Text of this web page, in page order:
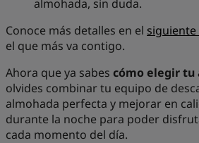
almohada, sin duda.
Conoce más detalles en el siguiente
el que más va contigo.
Ahora que ya sabes cómo elegir tu
olvides combinar tu equipo de
almohada perfecta y mejorar en
durante la noche para poder
cada momento del día.